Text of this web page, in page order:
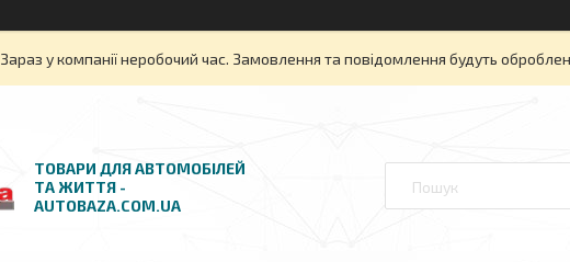
Зараз у компанії неробочий час. Замовлення та повідомлення будуть
ТОВАРИ ДЛЯ АВТОМОБІЛЕЙ
ТА ЖИТТЯ -
AUTOBAZA.COM.UA